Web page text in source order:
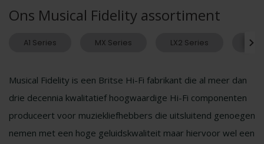
Ons Musical Fidelity assortiment
A1 Series MX Series LX2 Series
Musical Fidelity is een Britse Hi-Fi fabrikant die al meer dan
drie decennia kwalitatief hoogwaardige Hi-Fi componenten
produceert voor muziekliefhebbers die uitsluitend genoegen
nemen met een hoge geluidskwaliteit maar hiervoor wel een